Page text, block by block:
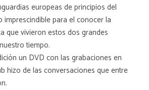
europeas de principios del
imprescindible para el conocer la
que vivieron estos dos grandes
tiempo.
un DVD con las grabaciones en
hizo de las conversaciones que entre